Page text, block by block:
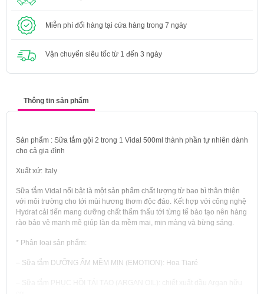
Miễn phí đổi hàng tại cửa hàng trong 7 ngày
Vận chuyển siêu tốc từ 1 đến 3 ngày
Thông tin sản phẩm
Sản phẩm : Sữa tắm gội 2 trong 1 Vidal 500ml thành phần tự nhiên dành
cho cả gia đình
Xuất xứ: Italy
Sữa tắm Vidal nổi bật là một sản phẩm chất lượng từ bao bì thân thiện
với môi trường cho tới mùi hương thơm độc đáo. Kết hợp với công nghệ
Hydrat cải tiến mang dưỡng chất thẩm thấu tới từng tế bào tạo nên hàng
rào bảo vệ mạnh mẽ giúp làn da mềm mại, mịn màng và bừng sáng.
* Phân loại sản phẩm:
– Sữa tắm DƯỠNG ẨM MỀM MỊN (EMOTION): Hoa Tiaré